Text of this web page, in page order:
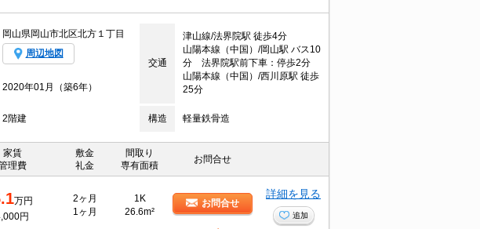
岡山県岡山市北区北方１丁目
周辺地図
交通
津山線/法界院駅 徒歩4分
山陽本線（中国）/岡山駅 バス10
分 法界院駅前下車：停歩2分
山陽本線（中国）/西川原駅 徒歩
25分
2020年01月（築6年）
2階建 構造 軽量鉄骨造
家賃
理費
敷金
礼金
間取り
専有面積
お問合せ
万円
円
2ヶ月
1ヶ月
1K
26.6m²
お問合せ
詳細を見る
追加